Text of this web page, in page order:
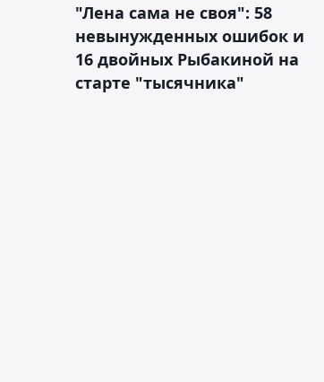
"Лена сама не своя": 58
невынужденных ошибок и
16 двойных Рыбакиной на
старте "тысячника"